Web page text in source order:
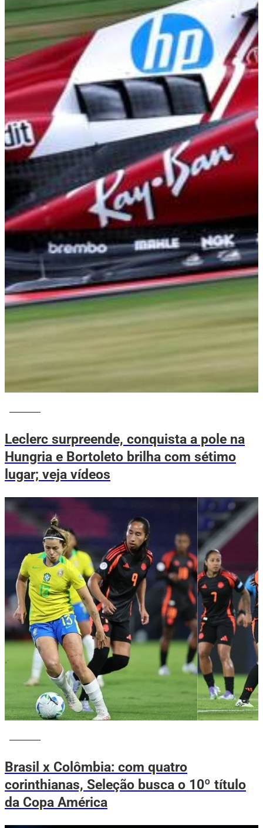
Leclerc surpreende, conquista a pole na
Hungria e Bortoleto brilha com sétimo
lugar; veja vídeos
Brasil x Colômbia: com quatro
corinthianas, Seleção busca o 10º título
da Copa América